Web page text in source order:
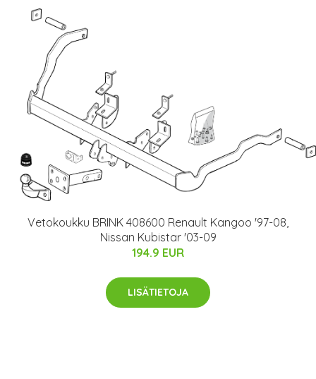
Vetokoukku BRINK 408600 Renault Kangoo '97-08,
Nissan Kubistar '03-09
194.9 EUR
LISÄTIETOJA